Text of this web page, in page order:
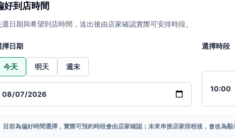
好到店時間
選日期與希望到店時間，送出後由店家確認實際可安排時段。
擇日期
今天 明天 週末
選擇時段
目前為偏好時間選擇，實際可預約時段會由店家確認；未來串接店家排程後，會改為顯